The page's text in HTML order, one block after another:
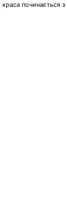
починається